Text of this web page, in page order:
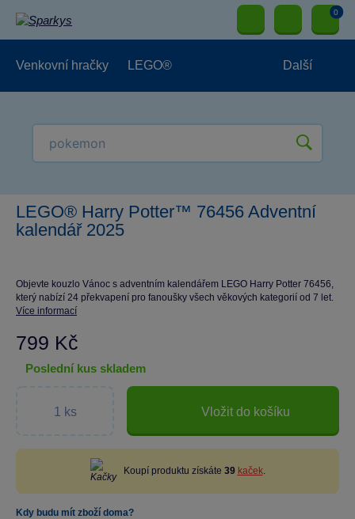
0
Venkovní hračky LEGO® Další
LEGO® Harry Potter™ 76456 Adventní
kalendář 2025
Objevte kouzlo Vánoc s adventním kalendářem LEGO Harry Potter 76456,
který nabízí 24 překvapení pro fanoušky všech věkových kategorií od 7 let.
Více informací
799 Kč
poslední kus skladem
Vložit do košíku
Koupí produktu získáte 39 kaček.
Kdy budu mít zboží doma?